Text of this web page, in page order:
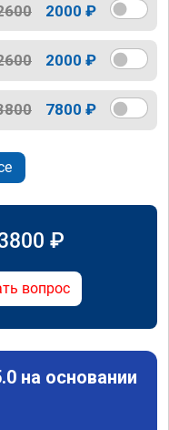
2000 ₽
2000 ₽
7800 ₽
₽
вопрос
на основании